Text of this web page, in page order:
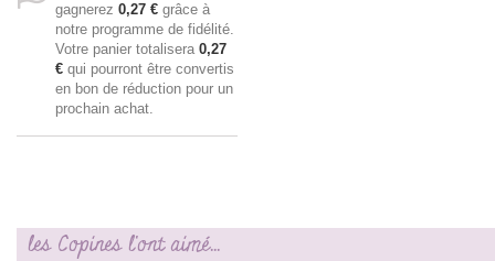
gagnerez 0,27 € grâce à
notre programme de fidélité.
Votre panier totalisera 0,27
€ qui pourront être convertis
en bon de réduction pour un
prochain achat.
les Copines l'ont aimé...